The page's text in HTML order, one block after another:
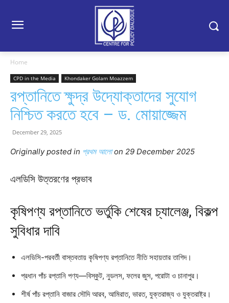
Home
CPD in the Media Khondaker Golam Moazzem
রপ্তানিতে ক্ষুদ্র উদ্যোক্তাদের সুযোগ
নিশ্চিত করতে হবে – ড. মোয়াজ্জেম
December 29, 2025
Originally posted in প্রথম আলোon 29 December 2025
এলডিসি উত্তরণের প্রভাব
কৃষিপণ্য রপ্তানিতে ভর্তুকি শেষের চ্যালেঞ্জ, বিকল্প
সুবিধার দাবি
এলডিসি-পরবর্তী বাস্তবতায় কৃষিপণ্য রপ্তানিতে নীতি সহায়তার তাগিদ।
প্রধান পাঁচ রপ্তানি পণ্য—বিস্কুট, নুডলস, ফলের জুস, পরোটা ও চানাপুর।
শীর্ষ পাঁচ রপ্তানি বাজার সৌদি আরব, আমিরাত, ভারত, যুক্তরাজ্য ও যুক্তরাষ্ট্র।